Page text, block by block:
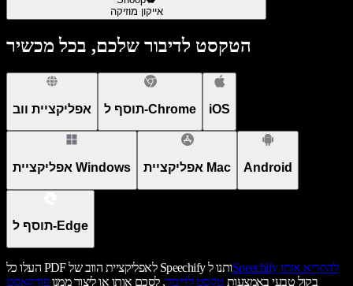
אייקון מוזיקה
הטקסט לדיבור שלכם, בכל מכשיר
אפליקציית ווב תוסף ל-Chrome iOS
אפליקציית Windows אפליקציית Mac Android
תוסף ל-Edge
העלו כל PDF לאפליקציית הווב של Speechify ותנו לSpeechify להקריא אותו
בקול טבעי באמצעות טקסט לדיבור, לסכם אותו או ליצור ממנופודקאסט